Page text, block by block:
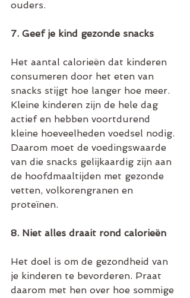
ouders.
7. Geef je kind gezonde snacks
Het aantal calorieën dat kinderen
consumeren door het eten van
snacks stijgt hoe langer hoe meer.
Kleine kinderen zijn de hele dag
actief en hebben voortdurend
kleine hoeveelheden voedsel nodig.
Daarom moet de voedingswaarde
van die snacks gelijkaardig zijn aan
de hoofdmaaltijden met gezonde
vetten, volkorengranen en
proteïnen.
8. Niet alles draait rond calorieën
Het doel is om de gezondheid van
je kinderen te bevorderen. Praat
daarom met hen over hoe sommige